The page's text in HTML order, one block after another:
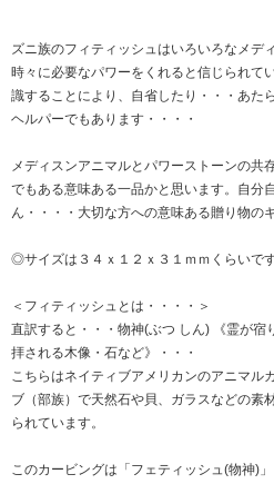
ズニ族のフィティッシュはいろいろなメデ
時々に必要なパワーをくれると信じられて
識することにより、自省したり・・・あた
ヘルパーでもあります・・・・
メディスンアニマルとパワーストーンの共
でもある意味ある一品かと思います。自分
ん・・・・大切な方への意味ある贈り物の
◎サイズは３４ｘ１２ｘ３１ｍｍくらいで
＜フィティッシュとは・・・・＞
直訳すると・・・物神(ぶつ しん) 《霊が宿
拝される木像・石など》・・・
こちらはネイティブアメリカンのアニマル
ブ（部族）で天然石や貝、ガラスなどの素
られています。
このカービングは「フェティッシュ(物神)